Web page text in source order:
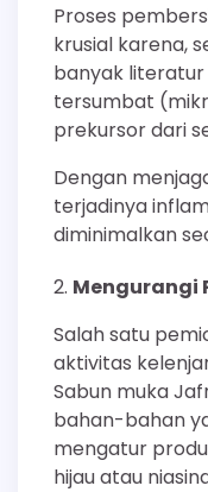
Proses
krusial karena,
banyak
tersumbat
prekursor dari
Dengan
terjadinya
diminimalkan
Mengurangi
Salah satu
aktivitas
Sabun muka
bahan-bahan
mengatur
hijau atau